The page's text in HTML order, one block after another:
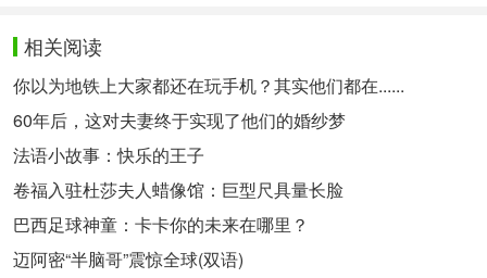
相关阅读
你以为地铁上大家都还在玩手机？其实他们都在......
60年后，这对夫妻终于实现了他们的婚纱梦
法语小故事：快乐的王子
卷福入驻杜莎夫人蜡像馆：巨型尺具量长脸
巴西足球神童：卡卡你的未来在哪里？
迈阿密“半脑哥”震惊全球(双语)